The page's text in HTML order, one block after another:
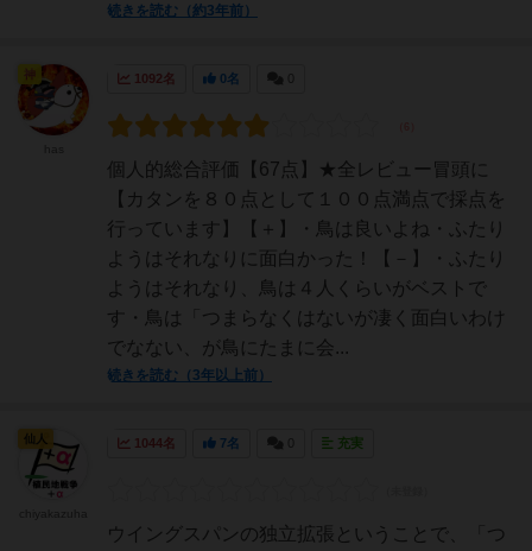
続きを読む（約3年前）
1092名 0名
個人的総合評価【67点】★全レビュー冒頭に
【カタンを８０点として１００点満点で採点を
行っています】【＋】・鳥は良いよね・ふたり
ようはそれなりに面白かった！【－】・ふたり
ようはそれなり、鳥は４人くらいがベストで
す・鳥は「つまらなくはないが凄く面白いわけ
でなない、が鳥にたまに会...
続きを読む（3年以上前）
神
1044名 7名 充実
ウイングスパンの独立拡張ということで、「つ
仙人